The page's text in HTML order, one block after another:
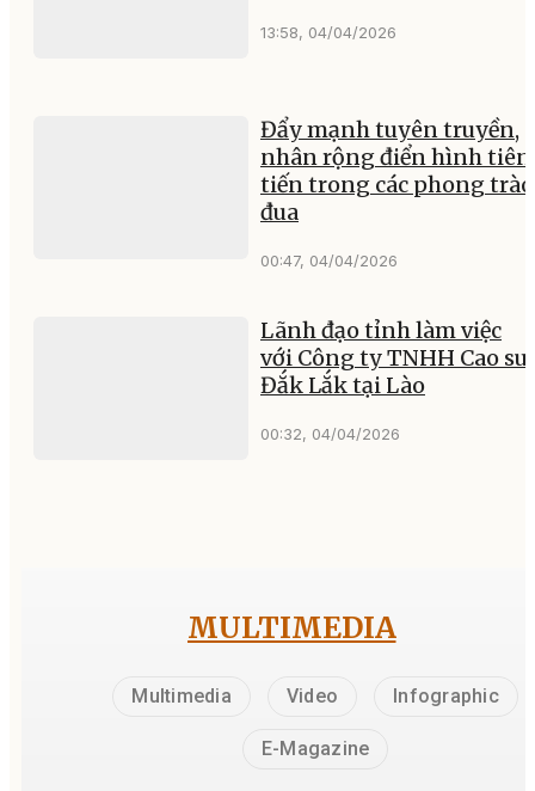
13:58, 04/04/2026
Đẩy mạnh tuyên truyền,
nhân rộng điển hình tiên
tiến trong các phong
đua
00:47, 04/04/2026
Lãnh đạo tỉnh làm việc
với Công ty TNHH Cao su
Đắk Lắk tại Lào
00:32, 04/04/2026
MULTIMEDIA
Multimedia Video Infographic
E-Magazine